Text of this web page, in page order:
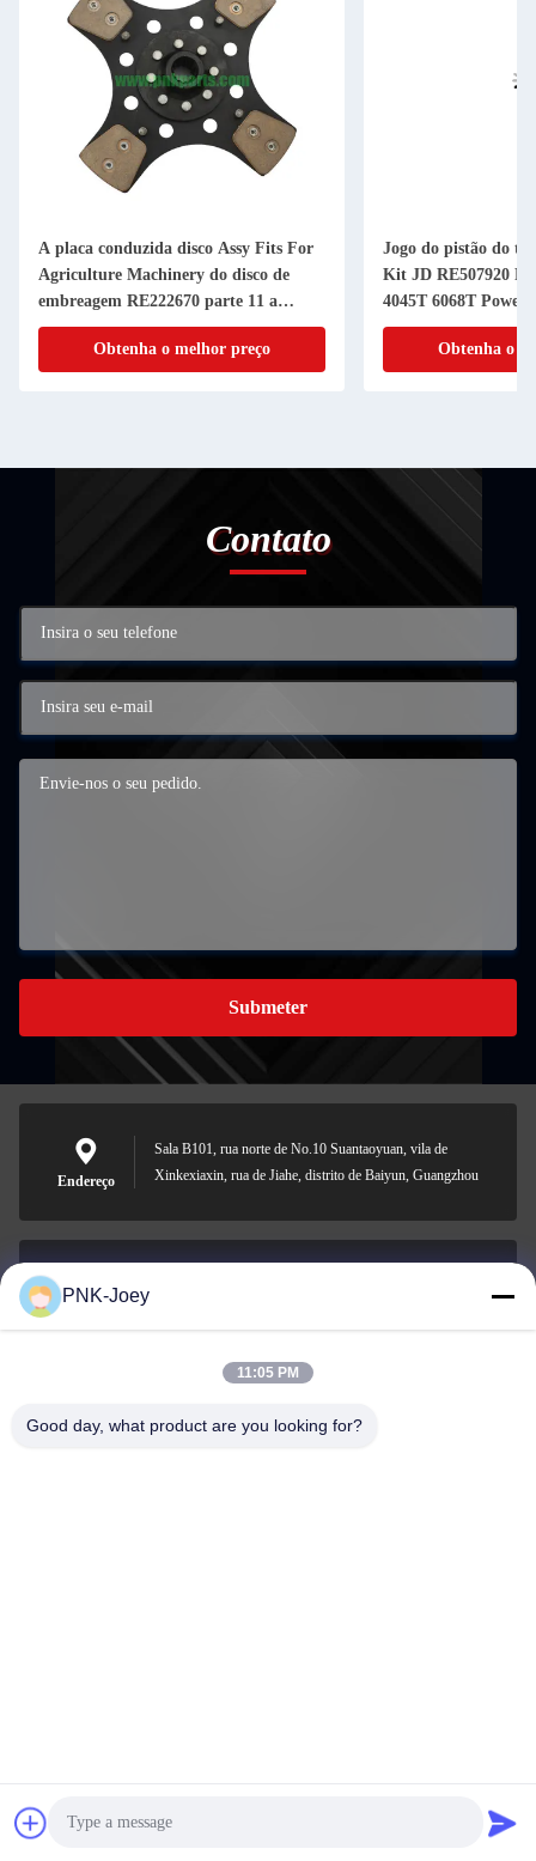
Obtenha o melhor preço
A placa conduzida disco Assy Fits For
Agriculture Machinery do disco de
embreagem RE222670 parte 11 a
RANHURA da polegada 20
Obtenha o melhor preço
Jogo do pistão do
Kit JD RE507920
4045T 6068T
cilindro do pistão
Obtenha o
Contato
Submeter
Endereço
Sala B101, rua norte de No.10 Suantaoyuan, vila de
Xinkexiaxin, rua de Jiahe, distrito de Baiyun, Guangzhou
008613580404923
Guangzhou Xingchao Agriculture Machinery Co., Ltd.
PNK-Joey
11:05 PM
Good day, what product are you looking for?